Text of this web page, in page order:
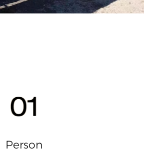
Person